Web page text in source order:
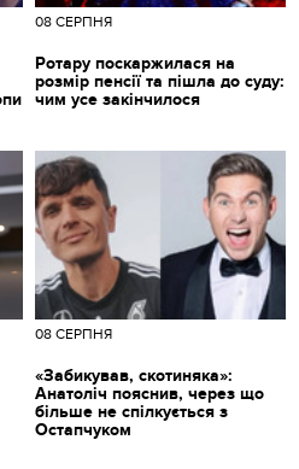
08 СЕРПНЯ
Ротару поскаржилася на
розмір пенсії та пішла до суду:
чим усе закінчилося
08 СЕРПНЯ
«Забикував, скотиняка»:
Анатоліч пояснив, через що
більше не спілкується з
Остапчуком